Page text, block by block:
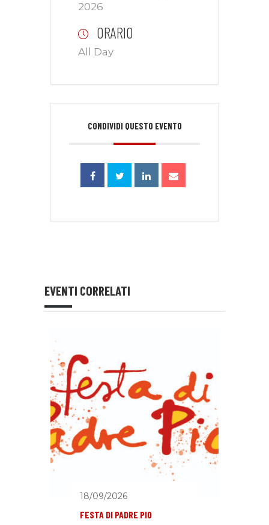
2026
ORARIO
All Day
CONDIVIDI QUESTO EVENTO
EVENTI CORRELATI
18/09/2026
FESTA DI PADRE PIO